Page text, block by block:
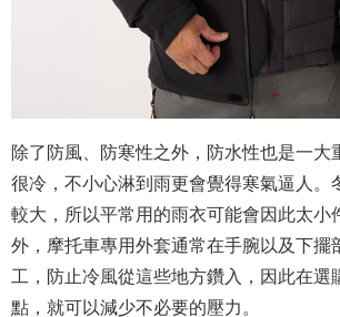
除了防風、防寒性之外，防水性也是一大
很冷，不小心淋到雨更會覺得寒氣逼人。
較大，所以平常用的雨衣可能會因此太小
外，摩托車專用外套通常在手腕以及下擺
工，防止冷風從這些地方鑽入，因此在選
點，就可以減少不必要的壓力。